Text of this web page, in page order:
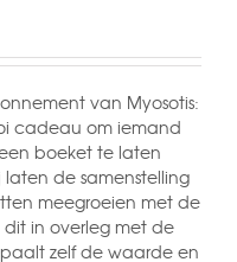
van Myosotis:
cadeau om iemand
boeket te laten
de samenstelling
meegroeien met de
dit in overleg met de
zelf de waarde en